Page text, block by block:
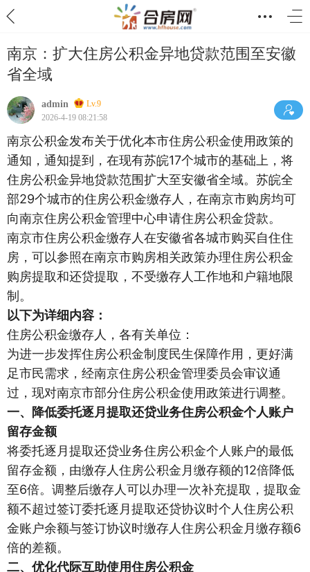
南京：扩大住房公积金异地贷款范围至安徽
省全域
admin
Lv.9
2026-4-19 08:21:58
南京公积金发布关于优化本市住房公积金使用政策的
通知，通知提到，在现有苏皖17个城市的基础上，将
住房公积金异地贷款范围扩大至安徽省全域。苏皖全
部29个城市的住房公积金缴存人，在南京市购房均可
向南京住房公积金管理中心申请住房公积金贷款。
南京市住房公积金缴存人在安徽省各城市购买自住住
房，可以参照在南京市购房相关政策办理住房公积金
购房提取和还贷提取，不受缴存人工作地和户籍地限
制。
以下为详细内容：
住房公积金缴存人，各有关单位：
为进一步发挥住房公积金制度民生保障作用，更好满
足市民需求，经南京住房公积金管理委员会审议通
过，现对南京市部分住房公积金使用政策进行调整。
一、降低委托逐月提取还贷业务住房公积金个人账户
留存金额
将委托逐月提取还贷业务住房公积金个人账户的最低
留存金额，由缴存人住房公积金月缴存额的12倍降低
至6倍。调整后缴存人可以办理一次补充提取，提取金
额不超过签订委托逐月提取还贷协议时个人住房公积
金账户余额与签订协议时缴存人住房公积金月缴存额6
倍的差额。
二、优化代际互助使用住房公积金